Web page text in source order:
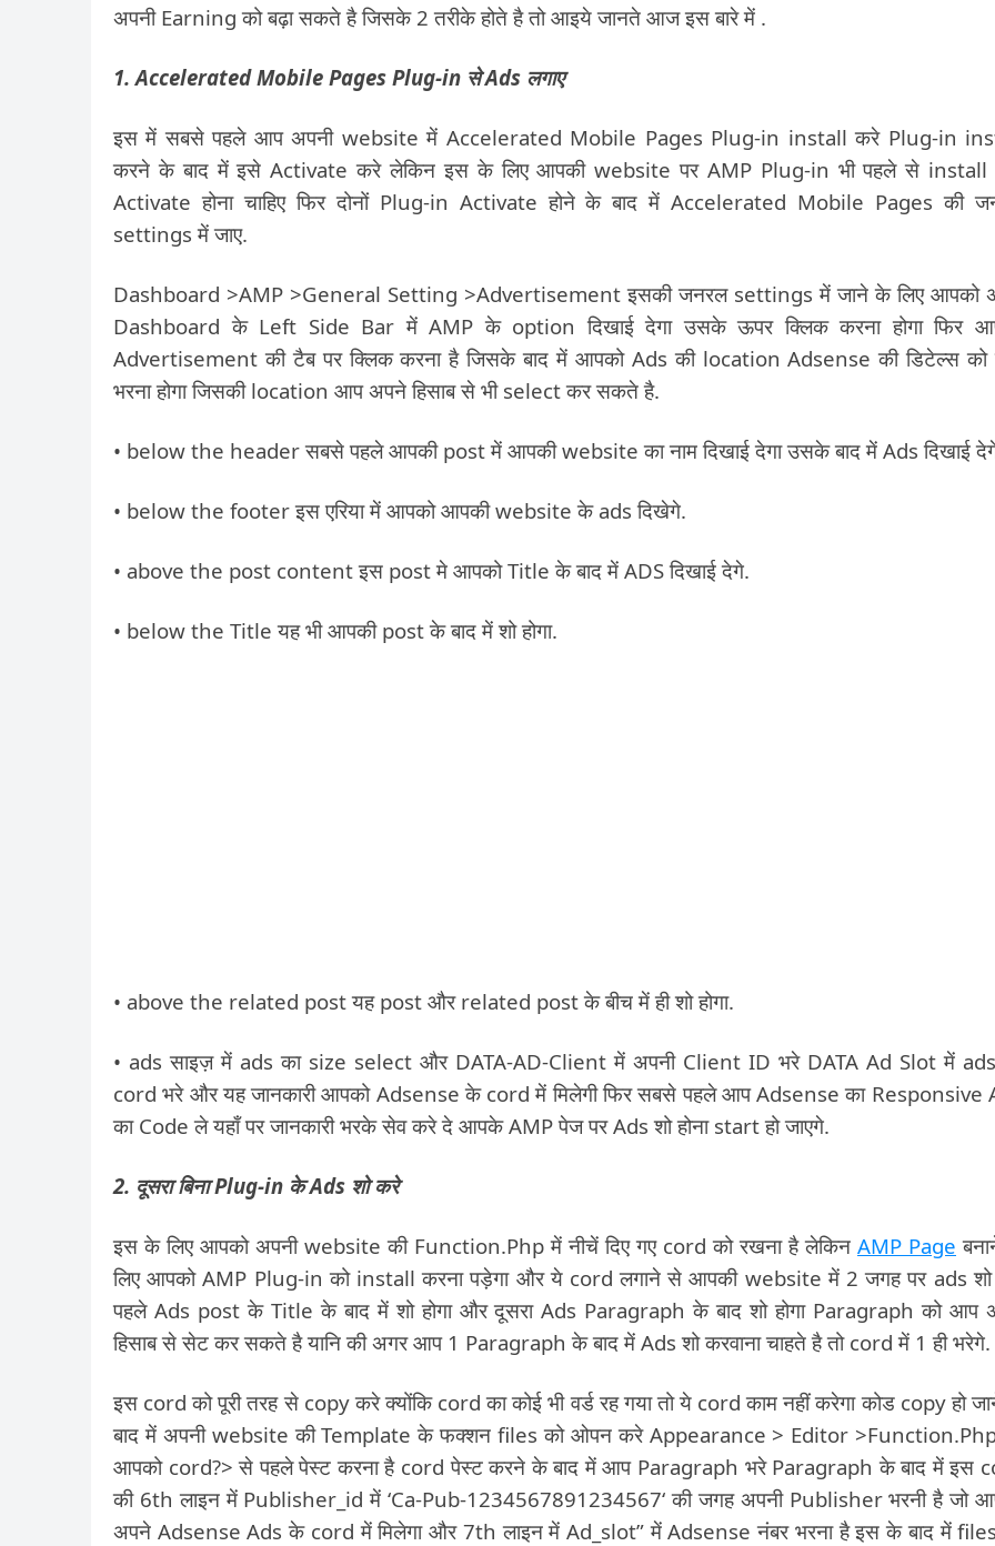
अपनी Earning को बढ़ा सकते है जिसके 2 तरीके होते है तो आइये जानते आज इस बारे में .
1. Accelerated Mobile Pages Plug-in से Ads लगाए
इस में सबसे पहले आप अपनी website में Accelerated Mobile Pages Plug-in install करे Plug-in
करने के बाद में इसे Activate करे लेकिन इस के लिए आपकी website पर AMP Plug-in भी पहले से
Activate होना चाहिए फिर दोनों Plug-in Activate होने के बाद में Accelerated Mobile Pages की
settings में जाए.
Dashboard >AMP >General Setting >Advertisement इसकी जनरल settings में जाने के लिए आपको
Dashboard के Left Side Bar में AMP के option दिखाई देगा उसके ऊपर क्लिक करना होगा फिर
Advertisement की टैब पर क्लिक करना है जिसके बाद में आपको Ads की location Adsense की डिटेल्स को
भरना होगा जिसकी location आप अपने हिसाब से भी select कर सकते है.
• below the header सबसे पहले आपकी post में आपकी website का नाम दिखाई देगा उसके बाद में Ads दिखाई
• below the footer इस एरिया में आपको आपकी website के ads दिखेगे.
• above the post content इस post मे आपको Title के बाद में ADS दिखाई देगे.
• below the Title यह भी आपकी post के बाद में शो होगा.
• above the related post यह post और related post के बीच में ही शो होगा.
• ads साइज़ में ads का size select और DATA-AD-Client में अपनी Client ID भरे DATA Ad Slot में
cord भरे और यह जानकारी आपको Adsense के cord में मिलेगी फिर सबसे पहले आप Adsense का Responsive
का Code ले यहाँ पर जानकारी भरके सेव करे दे आपके AMP पेज पर Ads शो होना start हो जाएगे.
2. दूसरा बिना Plug-in के Ads शो करे
इस के लिए आपको अपनी website की Function.Php में नीचें दिए गए cord को रखना है लेकिन AMP Page
लिए आपको AMP Plug-in को install करना पड़ेगा और ये cord लगाने से आपकी website में 2 जगह पर ads शो
पहले Ads post के Title के बाद में शो होगा और दूसरा Ads Paragraph के बाद शो होगा Paragraph को आप
हिसाब से सेट कर सकते है यानि की अगर आप 1 Paragraph के बाद में Ads शो करवाना चाहते है तो cord में 1 ही भरेगे.
इस cord को पूरी तरह से copy करे क्योंकि cord का कोई भी वर्ड रह गया तो ये cord काम नहीं करेगा कोड copy हो
बाद में अपनी website की Template के फक्शन files को ओपन करे Appearance > Editor
आपको cord?> से पहले पेस्ट करना है cord पेस्ट करने के बाद में आप Paragraph भरे Paragraph के बाद में इस
की 6th लाइन में Publisher_id में ‘Ca-Pub-1234567891234567‘ की जगह अपनी Publisher भरनी है जो
अपने Adsense Ads के cord में मिलेगा और 7th लाइन में Ad_slot” में Adsense नंबर भरना है इस के बाद में